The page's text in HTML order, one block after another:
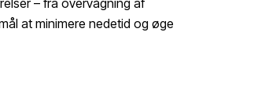
– fra overvågning af
at minimere nedetid og øge